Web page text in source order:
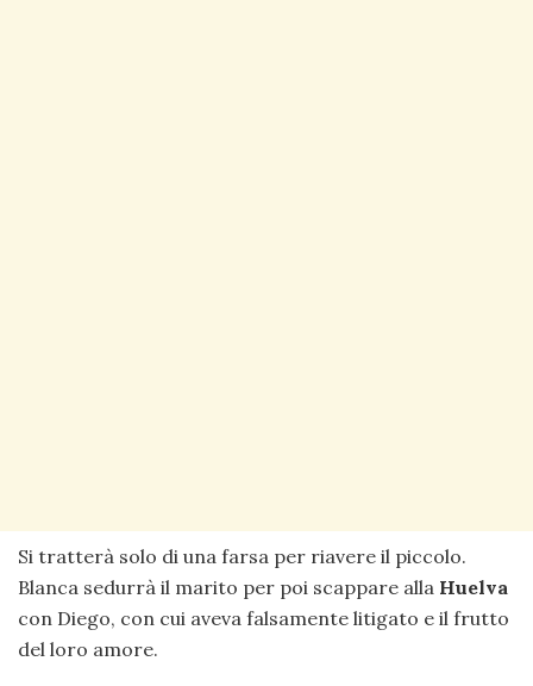
Si tratterà solo di una farsa per riavere il piccolo.
Blanca sedurrà il marito per poi scappare alla Huelva
con Diego, con cui aveva falsamente litigato e il frutto
del loro amore.